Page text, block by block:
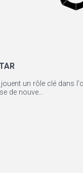
un rôle clé dans
de nouve...